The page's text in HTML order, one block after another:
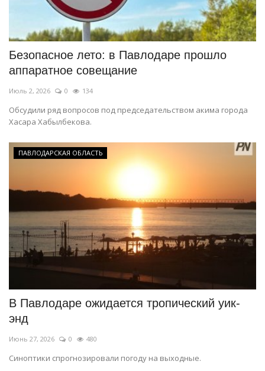
Безопасное лето: в Павлодаре прошло
аппаратное совещание
Июль 2, 2026 0 134
Обсудили ряд вопросов под председательством акима города
Хасара Хабылбекова.
ПАВЛОДАРСКАЯ ОБЛАСТЬ
В Павлодаре ожидается тропический уик-
энд
Июнь 27, 2026 0 480
Синоптики спрогнозировали погоду на выходные.